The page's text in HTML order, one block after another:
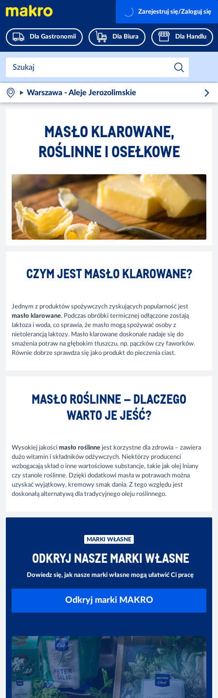
Dla Gastronomii Dla Biura Dla Handlu
Zarejestruj się/Zaloguj się
Warszawa - Aleje Jerozolimskie
MASŁO KLAROWANE,
ROŚLINNE I OSEŁKOWE
CZYM JEST MASŁO KLAROWANE?
Jednym z produktów spożywczych zyskujących popularność jest
masło klarowane. Podczas obróbki termicznej odłączone zostają
laktoza i woda, co sprawia, że masło mogą spożywać osoby z
nietolerancją laktozy. Masło klarowane doskonale nadaje się do
smażenia potraw na głębokim tłuszczu, np. pączków czy faworków.
Równie dobrze sprawdza się jako produkt do pieczenia ciast.
MASŁO ROŚLINNE – DLACZEGO
WARTO JE JEŚĆ?
Wysokiej jakości masło roślinne jest korzystne dla zdrowia – zawiera
dużo witamin i składników odżywczych. Niektórzy producenci
wzbogacają skład o inne wartościowe substancje, takie jak olej lniany
czy stanole roślinne. Dzięki dodatkowi masła w potrawach można
uzyskać wyjątkowy, kremowy smak dania. Z tego względu jest
doskonałą alternatywą dla tradycyjnego oleju roślinnego.
MARKI WŁASNE
ODKRYJ NASZE MARKI WŁASNE
Dowiedz się, jak nasze marki własne mogą ułatwić Ci pracę
Odkryj marki MAKRO